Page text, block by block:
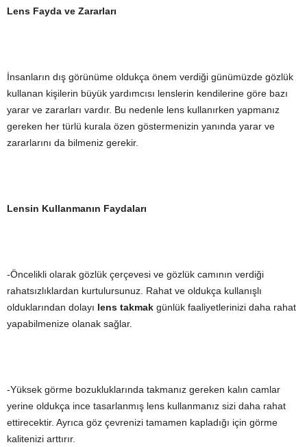
Lens Fayda ve Zararları
İnsanların dış görünüme oldukça önem verdiği günümüzde gözlük
kullanan kişilerin büyük yardımcısı lenslerin kendilerine göre bazı
yarar ve zararları vardır. Bu nedenle lens kullanırken yapmanız
gereken her türlü kurala özen göstermenizin yanında yarar ve
zararlarını da bilmeniz gerekir.
Lensin Kullanmanın Faydaları
-Öncelikli olarak gözlük çerçevesi ve gözlük camının verdiği
rahatsızlıklardan kurtulursunuz. Rahat ve oldukça kullanışlı
olduklarından dolayı lens takmak günlük faaliyetlerinizi daha rahat
yapabilmenize olanak sağlar.
-Yüksek görme bozukluklarında takmanız gereken kalın camlar
yerine oldukça ince tasarlanmış lens kullanmanız sizi daha rahat
ettirecektir. Ayrıca göz çevrenizi tamamen kapladığı için görme
kalitenizi arttırır.